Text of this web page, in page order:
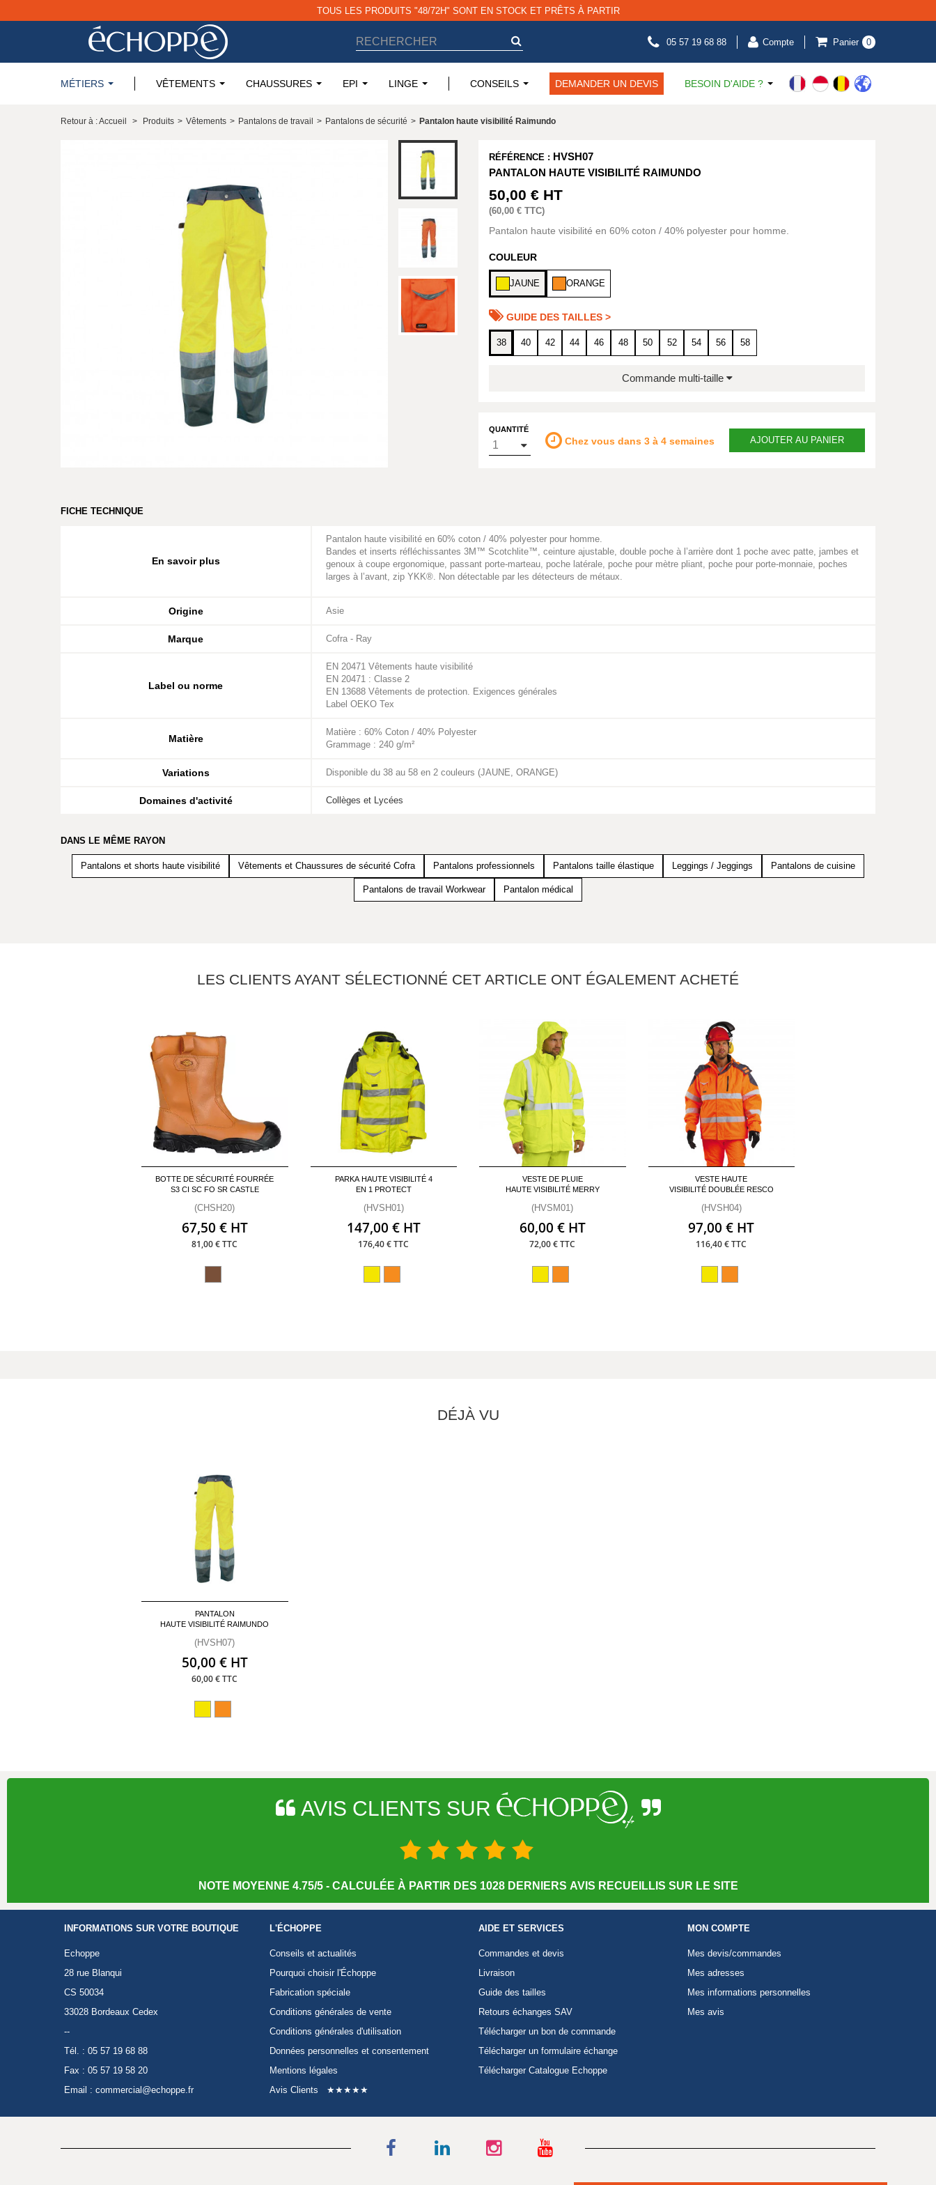
TOUS LES PRODUITS "48/72H" SONT EN STOCK ET PRÊTS À PARTIR
05 57 19 68 88 Compte Panier 0
MÉTIERS VÊTEMENTS CHAUSSURES EPI LINGE CONSEILS DEMANDER UN DEVIS BESOIN D'AIDE ?
Retour à : Accueil > Produits > Vêtements > Pantalons de travail > Pantalons de sécurité > Pantalon haute visibilité Raimundo
RÉFÉRENCE : HVSH07
PANTALON HAUTE VISIBILITÉ RAIMUNDO
50,00 € HT
(60,00 € TTC)
Pantalon haute visibilité en 60% coton / 40% polyester pour homme.
COULEUR
JAUNE ORANGE
GUIDE DES TAILLES >
38 40 42 44 46 48 50 52 54 56 58
Commande multi-taille
QUANTITÉ
Chez vous dans 3 à 4 semaines AJOUTER AU PANIER
FICHE TECHNIQUE
En savoir plus
Pantalon haute visibilité en 60% coton / 40% polyester pour homme.
Bandes et inserts réfléchissantes 3M™ Scotchlite™, ceinture ajustable, double poche à l’arrière dont 1 poche avec patte, jambes et
genoux à coupe ergonomique, passant porte-marteau, poche latérale, poche pour mètre pliant, poche pour porte-monnaie, poches
larges à l’avant, zip YKK®. Non détectable par les détecteurs de métaux.
Origine Asie
Marque Cofra - Ray
Label ou norme
EN 20471 Vêtements haute visibilité
EN 20471 : Classe 2
EN 13688 Vêtements de protection. Exigences générales
Label OEKO Tex
Matière
Matière : 60% Coton / 40% Polyester
Grammage : 240 g/m²
Variations Disponible du 38 au 58 en 2 couleurs (JAUNE, ORANGE)
Domaines d'activité Collèges et Lycées
DANS LE MÊME RAYON
Pantalons et shorts haute visibilité Vêtements et Chaussures de sécurité Cofra Pantalons professionnels Pantalons taille élastique Leggings / Jeggings Pantalons de cuisine
Pantalons de travail Workwear Pantalon médical
LES CLIENTS AYANT SÉLECTIONNÉ CET ARTICLE ONT ÉGALEMENT ACHETÉ
BOTTE DE SÉCURITÉ FOURRÉE
S3 CI SC FO SR CASTLE
(CHSH20)
67,50 € HT
81,00 € TTC
PARKA HAUTE VISIBILITÉ 4
EN 1 PROTECT
(HVSH01)
147,00 € HT
176,40 € TTC
VESTE DE PLUIE
HAUTE VISIBILITÉ MERRY
(HVSM01)
60,00 € HT
72,00 € TTC
VESTE HAUTE
VISIBILITÉ DOUBLÉE RESCO
(HVSH04)
97,00 € HT
116,40 € TTC
DÉJÀ VU
PANTALON
HAUTE VISIBILITÉ RAIMUNDO
(HVSH07)
50,00 € HT
60,00 € TTC
AVIS CLIENTS SUR
NOTE MOYENNE 4.75/5 - CALCULÉE À PARTIR DES 1028 DERNIERS AVIS RECUEILLIS SUR LE SITE
INFORMATIONS SUR VOTRE BOUTIQUE
Echoppe
28 rue Blanqui
CS 50034
33028 Bordeaux Cedex
--
Tél. : 05 57 19 68 88
Fax : 05 57 19 58 20
Email : commercial@echoppe.fr
L'ÉCHOPPE
Conseils et actualités
Pourquoi choisir l'Échoppe
Fabrication spéciale
Conditions générales de vente
Conditions générales d'utilisation
Données personnelles et consentement
Mentions légales
Avis Clients
★★★★★
AIDE ET SERVICES
Commandes et devis
Livraison
Guide des tailles
Retours échanges SAV
Télécharger un bon de commande
Télécharger un formulaire échange
Télécharger Catalogue Echoppe
MON COMPTE
Mes devis/commandes
Mes adresses
Mes informations personnelles
Mes avis